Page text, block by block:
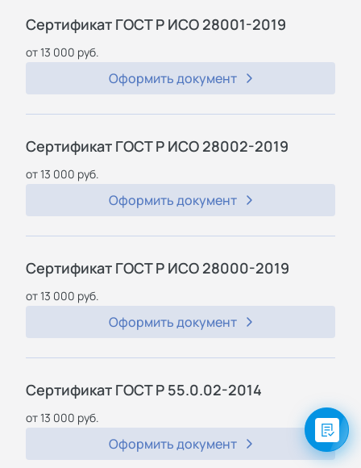
Сертификат ГОСТ Р ИСО 28001-2019
от 13 000 руб.
Оформить документ
Сертификат ГОСТ Р ИСО 28002-2019
от 13 000 руб.
Оформить документ
Сертификат ГОСТ Р ИСО 28000-2019
от 13 000 руб.
Оформить документ
Сертификат ГОСТ Р 55.0.02-2014
от 13 000 руб.
Оформить документ